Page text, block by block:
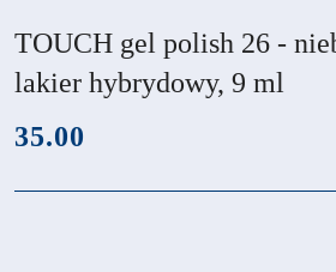
TOUCH gel polish 26 -
lakier hybrydowy, 9 ml
cena:
35.00